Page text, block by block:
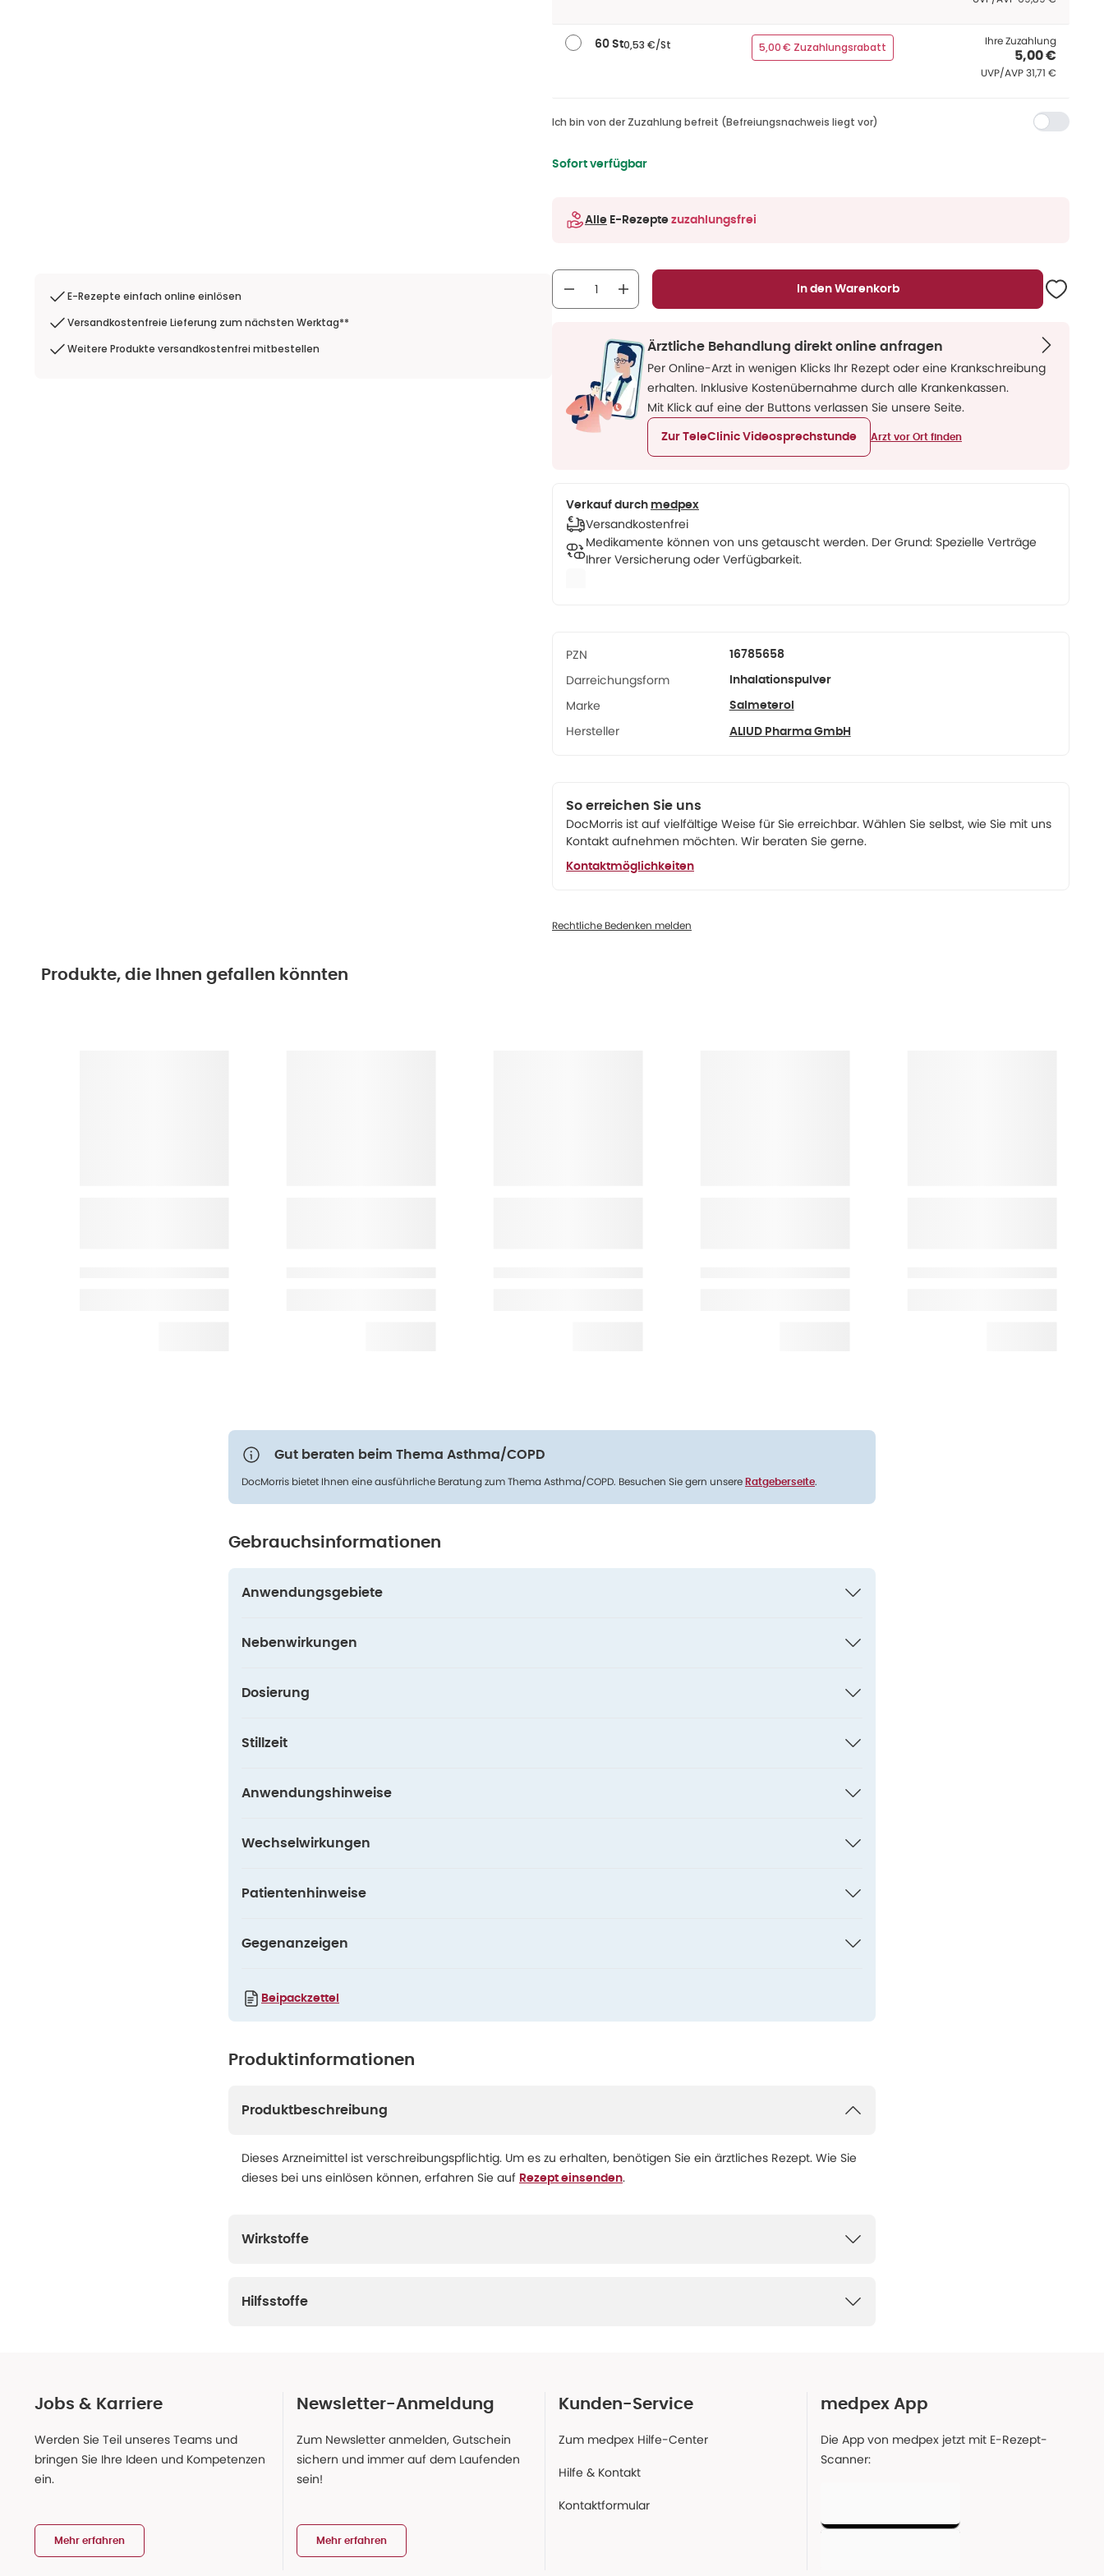
E-Rezepte einfach online einlösen
Versandkostenfreie Lieferung zum nächsten Werktag**
Weitere Produkte versandkostenfrei mitbestellen
60 St0,53 €/St 5,00 € Zuzahlungsrabatt Ihre Zuzahlung
5,00 €
UVP/AVPUVP/AVP
31,71 €
Ich bin von der Zuzahlung befreit (Befreiungsnachweis liegt vor)
Sofort verfügbar
Alle E-Rezepte zuzahlungsfrei
In den Warenkorb
Ärztliche Behandlung direkt online anfragen
Per Online-Arzt in wenigen Klicks Ihr Rezept oder eine Krankschreibung
erhalten. Inklusive Kostenübernahme durch alle Krankenkassen.
Mit Klick auf eine der Buttons verlassen Sie unsere Seite.
Zur TeleClinic Videosprechstunde Arzt vor Ort finden
Verkauf durch medpex
Versandkostenfrei
Medikamente können von uns getauscht werden. Der Grund: Spezielle Verträge
Ihrer Versicherung oder Verfügbarkeit.
PZN 16785658
Darreichungsform Inhalationspulver
Marke Salmeterol
Hersteller ALIUD Pharma GmbH
So erreichen Sie uns
DocMorris ist auf vielfältige Weise für Sie erreichbar. Wählen Sie selbst, wie Sie mit uns
Kontakt aufnehmen möchten. Wir beraten Sie gerne.
Kontaktmöglichkeiten
Rechtliche Bedenken melden
Produkte, die Ihnen gefallen könnten
Gut beraten beim Thema Asthma/COPD
DocMorris bietet Ihnen eine ausführliche Beratung zum Thema Asthma/COPD. Besuchen Sie gern unsere Ratgeberseite.
Gebrauchsinformationen
Anwendungsgebiete
Nebenwirkungen
Dosierung
Stillzeit
Anwendungshinweise
Wechselwirkungen
Patientenhinweise
Gegenanzeigen
Beipackzettel
Produktinformationen
Produktbeschreibung
Dieses Arzneimittel ist verschreibungspflichtig. Um es zu erhalten, benötigen Sie ein ärztliches Rezept. Wie Sie
dieses bei uns einlösen können, erfahren Sie auf Rezept einsenden.
Wirkstoffe
Hilfsstoffe
Jobs & Karriere
Werden Sie Teil unseres Teams und
bringen Sie Ihre Ideen und Kompetenzen
ein.
Mehr erfahren
Newsletter-Anmeldung
Zum Newsletter anmelden, Gutschein
sichern und immer auf dem Laufenden
sein!
Mehr erfahren
Kunden-Service
Zum medpex Hilfe-Center
Hilfe & Kontakt
Kontaktformular
medpex App
Die App von medpex jetzt mit E-Rezept-
Scanner: